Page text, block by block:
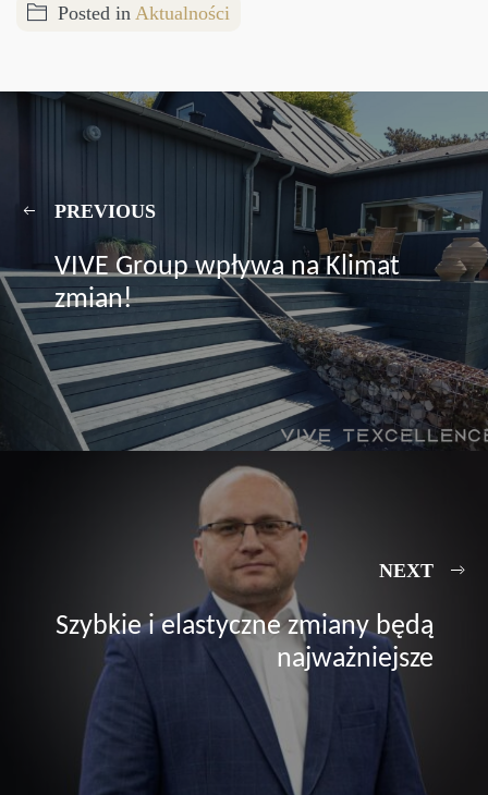
Posted in Aktualności
PREVIOUS
VIVE Group wpływa na Klimat
zmian!
NEXT
Szybkie i elastyczne zmiany będą
najważniejsze